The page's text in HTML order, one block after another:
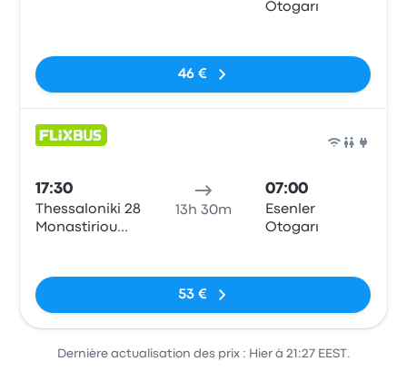
Otogarı
46 €
17:30
Thessaloniki 28
Monastiriou
13h 30m
07:00
Esenler
Otogarı
53 €
Dernière actualisation des prix : Hier à 21:27 EEST.